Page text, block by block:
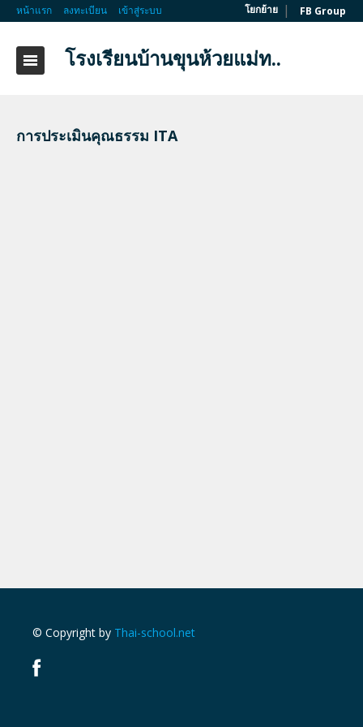
หน้าแรก ลงทะเบียน เข้าสู่ระบบ โยกย้าย | FB Group
โรงเรียนบ้านขุนห้วยแม่ท..
การประเมินคุณธรรม ITA
© Copyright by Thai-school.net